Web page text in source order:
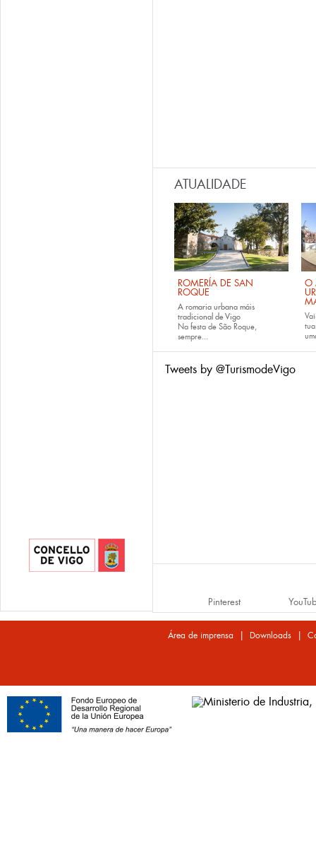
ATUALIDADE
ROMERÍA DE SAN
ROQUE
A romaria urbana máis
tradicional de Vigo
Na festa de São Roque,
sempre...
O
Tweets by @TurismodeVigo
Pinterest
Área de imprensa | Downloads |